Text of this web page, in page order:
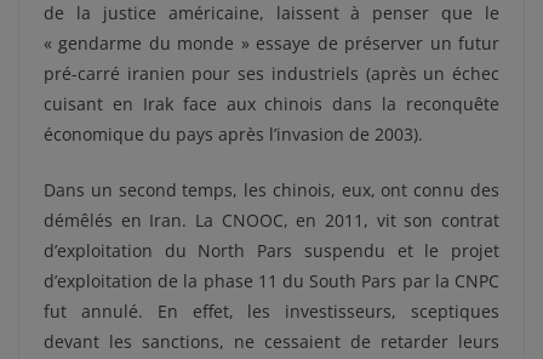
de la justice américaine, laissent à penser que le
« gendarme du monde » essaye de préserver un futur
pré-carré iranien pour ses industriels (après un échec
cuisant en Irak face aux chinois dans la reconquête
économique du pays après l’invasion de 2003).
Dans un second temps, les chinois, eux, ont connu des
démêlés en Iran. La CNOOC, en 2011, vit son contrat
d’exploitation du North Pars suspendu et le projet
d’exploitation de la phase 11 du South Pars par la CNPC
fut annulé. En effet, les investisseurs, sceptiques
devant les sanctions, ne cessaient de retarder leurs